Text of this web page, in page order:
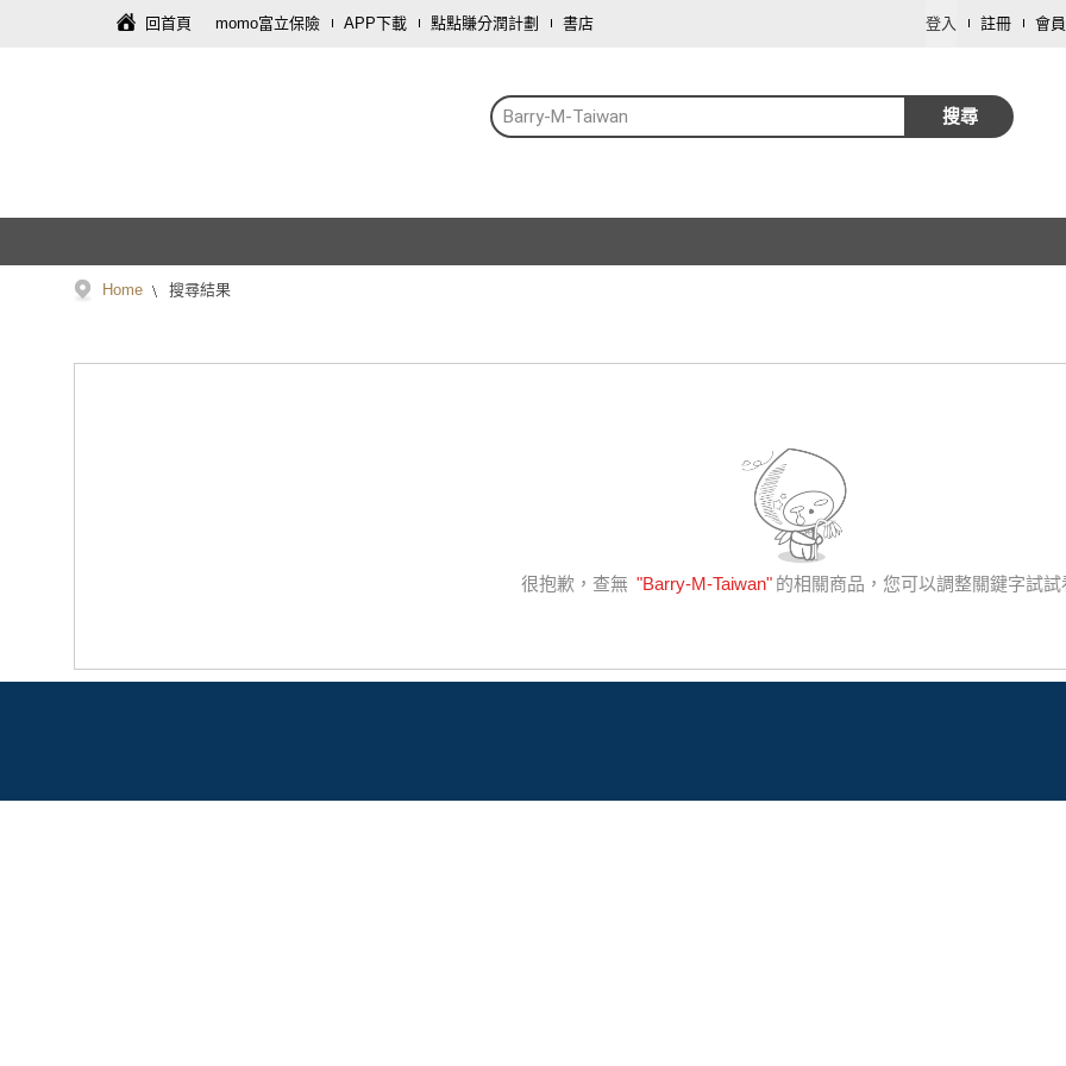
回首頁 momo富立保險 APP下載 點點賺分潤計劃 書店 登入 註冊 會
Barry-M-Taiwan 搜尋
Home 搜尋結果
很抱歉，查無 "Barry-M-Taiwan" 的相關商品，您可以調整關鍵字試試